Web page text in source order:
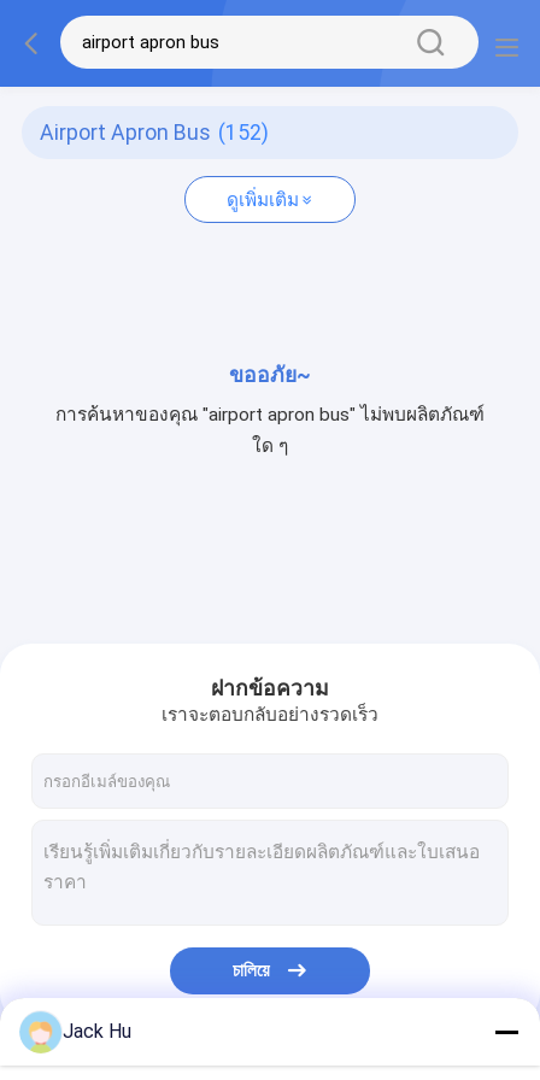
Airport Apron Bus (152)
ดูเพิ่มเติม
ขออภัย~
การค้นหาของคุณ "airport apron bus" ไม่พบผลิตภัณฑ์
ใด ๆ
ฝากข้อความ
เราจะตอบกลับอย่างรวดเร็ว
চালিয়ে
หมวดหมู่ของเรา
Jack Hu